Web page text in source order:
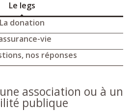
Le legs
La donation
vie
nos réponses
association ou à un
publique